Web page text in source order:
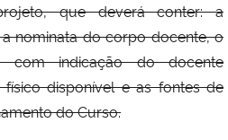
que deverá conter: a
nominata do corpo docente, o
com indicação do docente
disponível e as fontes de
do Curso.